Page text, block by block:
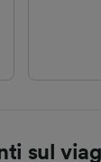
sul